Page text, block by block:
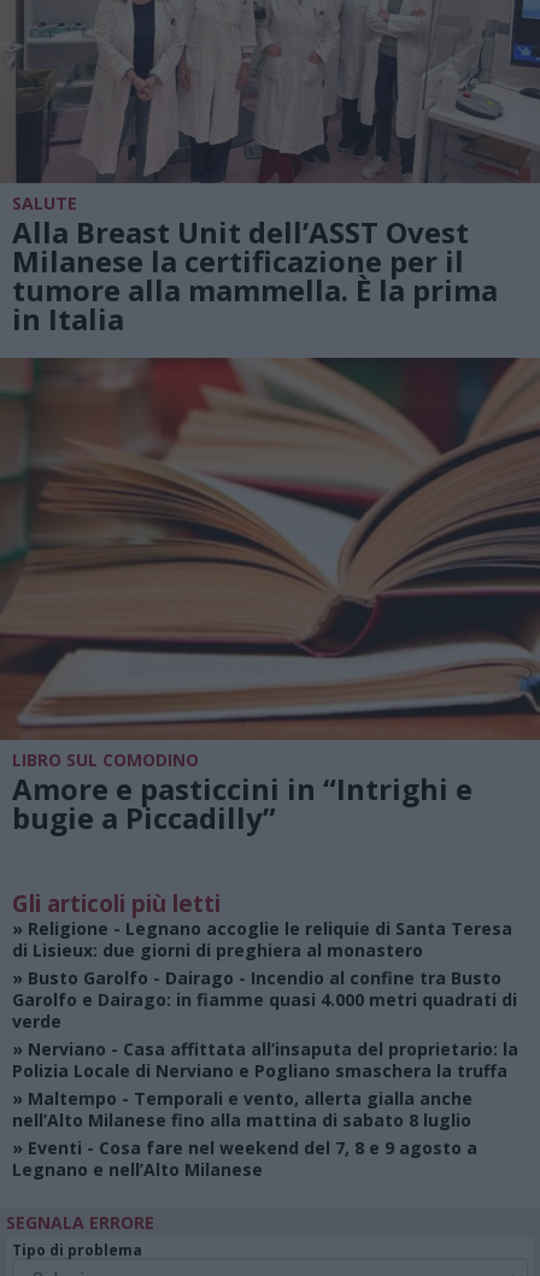
SALUTE
Alla Breast Unit dell’ASST Ovest
Milanese la certificazione per il
tumore alla mammella. È la prima
in Italia
LIBRO SUL COMODINO
Amore e pasticcini in “Intrighi e
bugie a Piccadilly”
Gli articoli più letti
» Religione - Legnano accoglie le reliquie di Santa Teresa
di Lisieux: due giorni di preghiera al monastero
» Busto Garolfo - Dairago - Incendio al confine tra Busto
Garolfo e Dairago: in fiamme quasi 4.000 metri quadrati di
verde
» Nerviano - Casa affittata all’insaputa del proprietario: la
Polizia Locale di Nerviano e Pogliano smaschera la truffa
» Maltempo - Temporali e vento, allerta gialla anche
nell’Alto Milanese fino alla mattina di sabato 8 luglio
» Eventi - Cosa fare nel weekend del 7, 8 e 9 agosto a
Legnano e nell’Alto Milanese
SEGNALA ERRORE
Tipo di problema